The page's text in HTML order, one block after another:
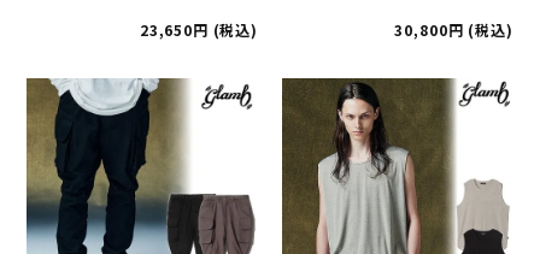
23,650
税込
30,800
税込